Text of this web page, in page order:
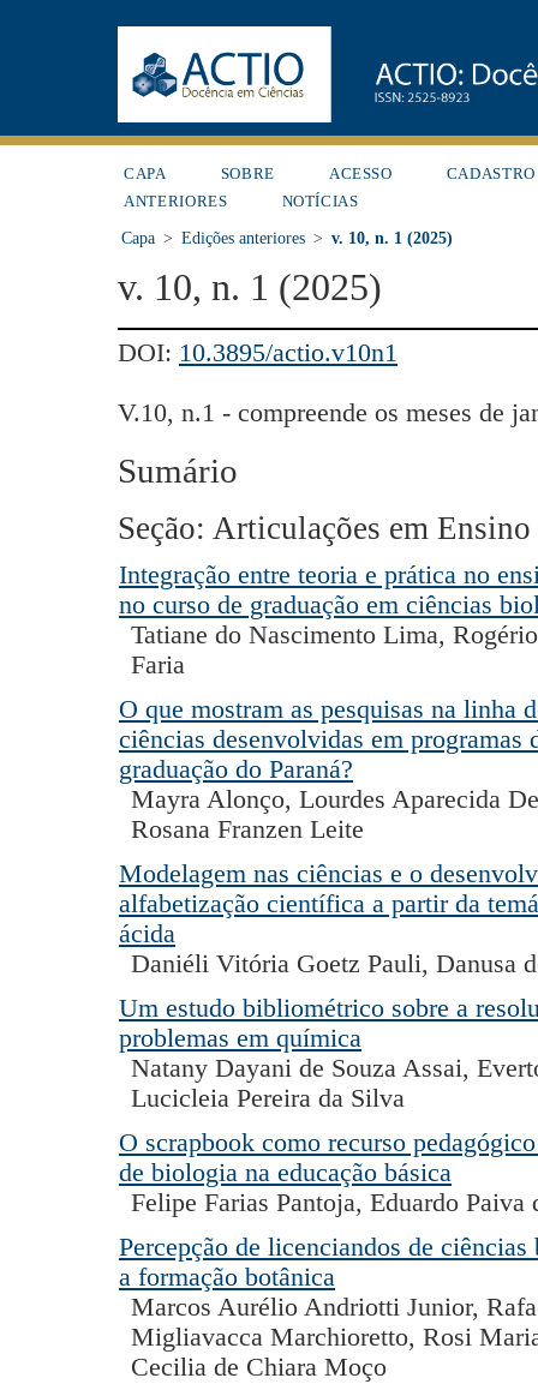
CAPA SOBRE ACESSO
CADASTRO
ANTERIORES
NOTÍCIAS
Capa > Edições anteriores > v. 10, n. 1 (2025)
v. 10, n. 1 (2025)
DOI: 10.3895/actio.v10n1
V.10, n.1 - compreende os meses de
Sumário
Seção: Articulações em
Integração entre teoria e prática no
no curso de graduação em ciências
Tatiane do Nascimento Lima,
Faria
O que mostram as pesquisas na linha
ciências desenvolvidas em programas
graduação do Paraná?
Mayra Alonço, Lourdes Aparecida
Rosana Franzen Leite
Modelagem nas ciências e o
alfabetização científica a partir da
ácida
Daniéli Vitória Goetz Pauli, Danusa
Um estudo bibliométrico sobre a
problemas em química
Natany Dayani de Souza Assai,
Lucicleia Pereira da Silva
O scrapbook como recurso
de biologia na educação básica
Felipe Farias Pantoja, Eduardo Paiva
Percepção de licenciandos de
a formação botânica
Marcos Aurélio Andriotti Junior,
Migliavacca Marchioretto, Rosi
Cecilia de Chiara Moço